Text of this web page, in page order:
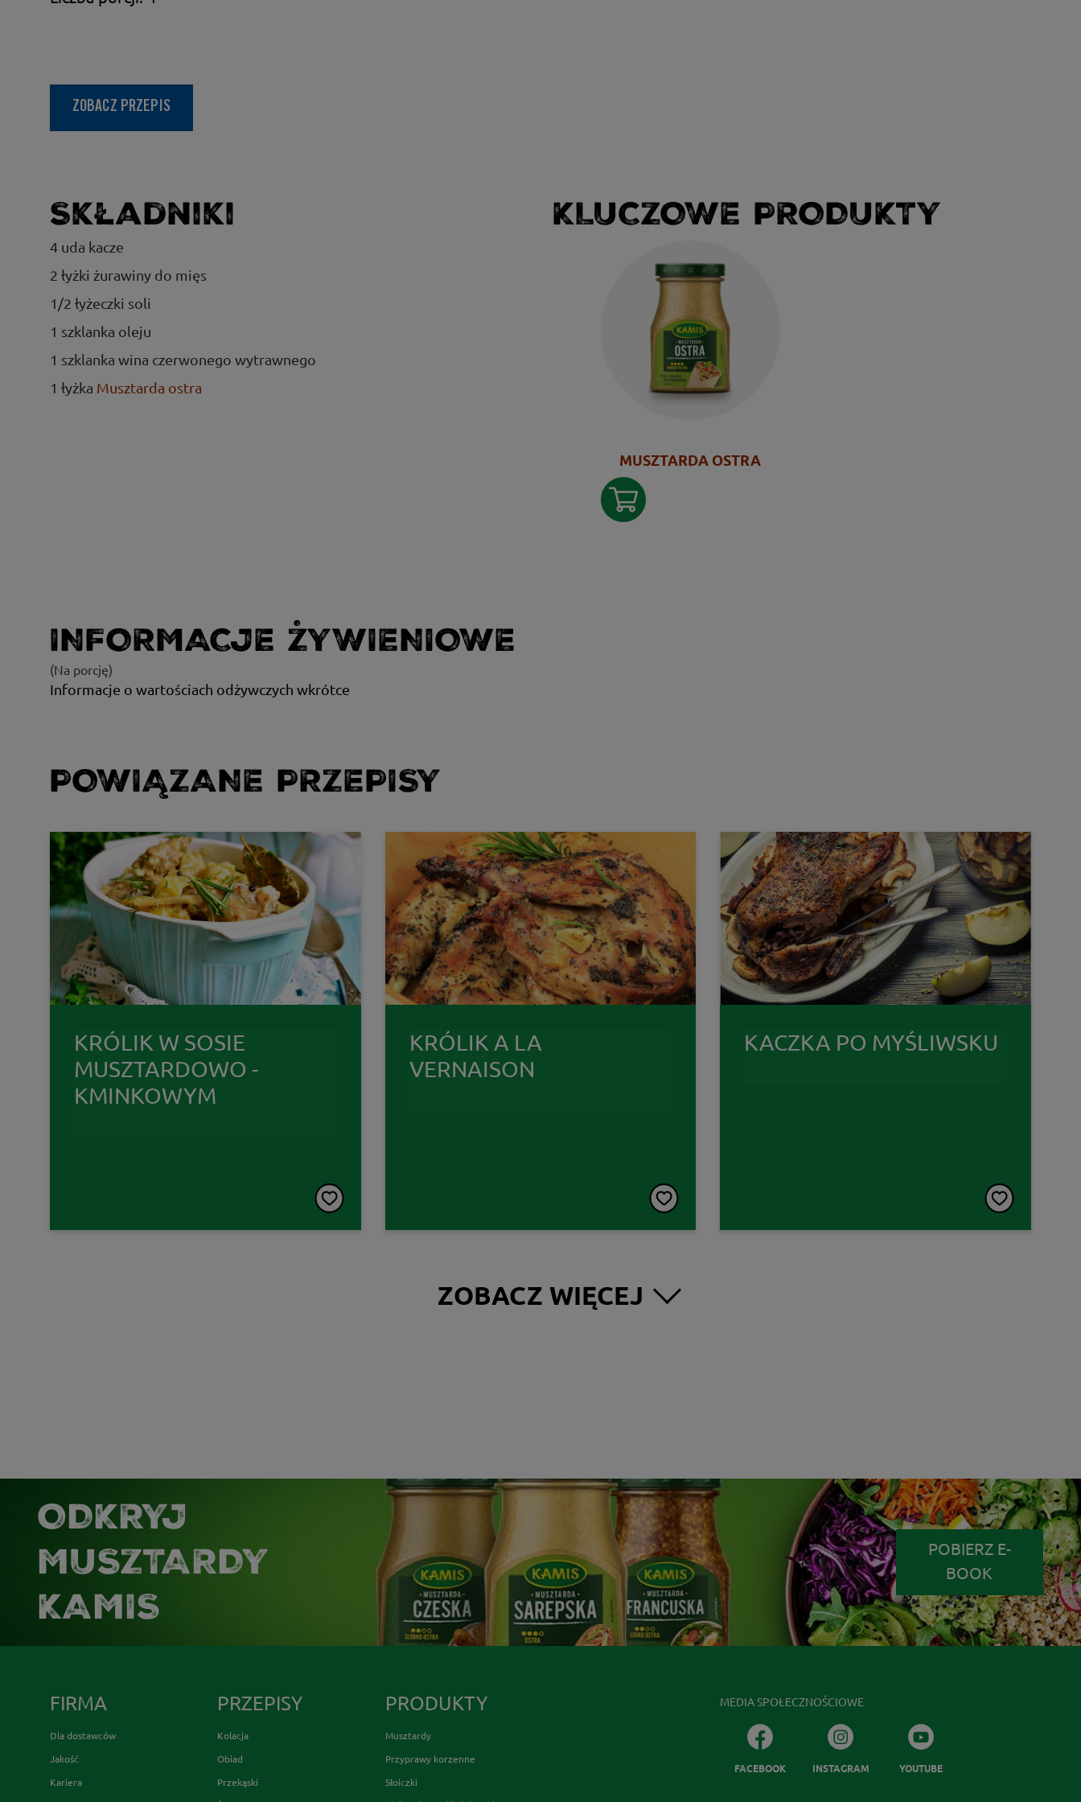
ZOBACZ PRZEPIS
Składniki
4 uda kacze
2 łyżki żurawiny do mięs
1/2 łyżeczki soli
1 szklanka oleju
1 szklanka wina czerwonego wytrawnego
1 łyżka Musztarda ostra
KLUCZOWE PRODUKTY
MUSZTARDA OSTRA
INFORMACJE ŻYWIENIOWE
(Na porcję)
Informacje o wartościach odżywczych wkrótce
POWIĄZANE PRZEPISY
KRÓLIK W SOSIE
MUSZTARDOWO -
KMINKOWYM
KRÓLIK A LA
VERNAISON
KACZKA PO MYŚLIWSKU
ZOBACZ WIĘCEJ
ODKRYJ
MUSZTARDY
KAMIS
POBIERZ E-
BOOK
FIRMA
Dla dostawców
Jakość
Kariera
PRZEPISY
Kolacja
Obiad
Przekąski
PRODUKTY
Musztardy
Przyprawy korzenne
Słoiczki
MEDIA SPOŁECZNOŚCIOWE
FACEBOOK INSTAGRAM YOUTUBE